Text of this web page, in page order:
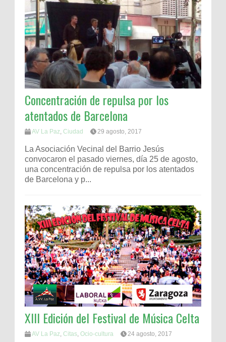
Concentración de repulsa por los
atentados de Barcelona
AV La Paz, Ciudad 29 agosto, 2017
La Asociación Vecinal del Barrio Jesús
convocaron el pasado viernes, día 25 de agosto,
una concentración de repulsa por los atentados
de Barcelona y p...
XIII Edición del Festival de Música Celta
AV La Paz Citas Ocio-cultura 24 agosto, 2017